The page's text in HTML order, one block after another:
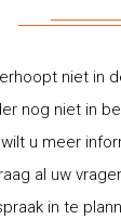
niet in
nog niet in
u meer
al uw
in te